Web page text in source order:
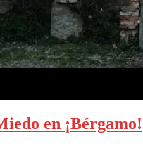
en ¡Bérgamo!